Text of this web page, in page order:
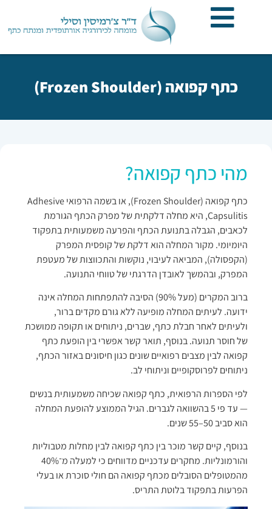
כתף קפואה (Frozen Shoulder)
מהי כתף קפואה?
כתף קפואה (Frozen Shoulder), או בשמה הרפואי Adhesive
Capsulitis, היא מחלה דלקתית של מפרק הכתף הגורמת
לכאבים, הגבלה בתנועת הכתף והפרעה משמעותית בתפקוד
היומיומי. מקור המחלה הוא דלקת של קופסית המפרק
(הקפסולה), המביאה לעיבוי, נוקשות והתכווצות של מעטפת
המפרק, ובהמשך לאובדן הדרגתי של טווחי התנועה.
ברוב המקרים (מעל 90%) הסיבה להתפתחות המחלה אינה
ידועה. לעיתים המחלה מופיעה ללא גורם מקדים ברור,
ולעיתים לאחר חבלת כתף, שברים, ניתוחים או תקופה ממושכת
של חוסר תנועה. בנוסף, תואר קשר אפשרי בין הופעת כתף
קפואה לבין מצבים רפואיים שונים כגון חיסונים באזור הכתף,
ניתוחים לפרוסקופיים וניתוחי לב.
לפי הספרות הרפואית, כתף קפואה שכיחה משמעותית בנשים
— עד פי 5 בהשוואה לגברים. הגיל הממוצע להופעת המחלה
הוא סביב 50–55 שנים.
בנוסף, קיים קשר מוכר בין כתף קפואה לבין מחלות מטבוליות
והורמונליות. מחקרים עדכניים מדווחים כי למעלה מ־40%
מהמטופלים הסובלים מכתף קפואה הם חולי סוכרת או בעלי
הפרעות בתפקוד בלוטת התריס.